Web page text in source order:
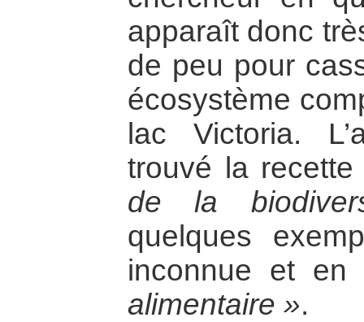
apparaît donc
de peu pour
écosystème
lac Victoria.
trouvé la
de la
quelques
inconnue et
alimentaire ».